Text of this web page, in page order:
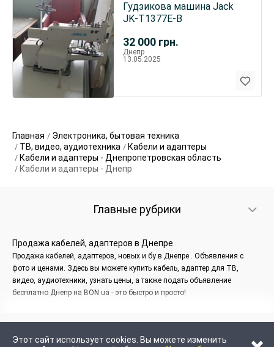
32 000 грн.
Гудзикова машина Jack
JK-T1377E-B
Днепр
13.05.2025
Главная
Электроника, бытовая техника
ТВ, видео, аудиотехника
Кабели и адаптеры
Кабели и адаптеры - Днепропетровская область
Кабели и адаптеры - Днепр
Главные рубрики
Этот сайт использует cookies. Вы можете изменить
Продажа кабелей, адаптеров в Днепре
Продажа кабелей, адаптеров, новых и бу в Днепре . Объявления с
фото и ценами. Здесь вы можете купить кабель, адаптер для ТВ,
видео, аудиотехники, узнать цены, а также подать объявление
бесплатно Днепр на BON.ua - это быстро и просто!